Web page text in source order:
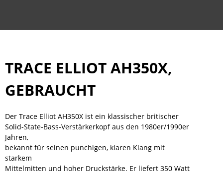
TRACE ELLIOT AH350X,
GEBRAUCHT
Der Trace Elliot AH350X ist ein klassischer britischer
Solid-State-Bass-Verstärkerkopf aus den 1980er/1990er
Jahren,
bekannt für seinen punchigen, klaren Klang mit
starkem
Mittelmitten und hoher Druckstärke. Er liefert 350 Watt